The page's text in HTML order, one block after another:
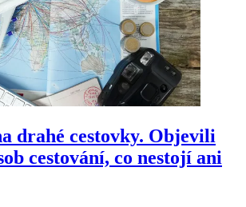
drahé cestovky. Objevili
cestování, co nestojí ani